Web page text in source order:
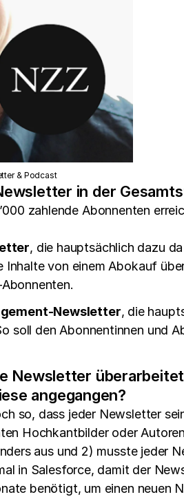
& Podcast
in der
zahlende Abonnenten
, die hauptsächlich dazu
Inhalte von einem Abokauf
Newsletter, die
soll den Abonnentinnen und
Newsletter
angegangen?
so, dass jeder Newsletter
Hochkantbilder oder
aus und 2) musste jeder
in Salesforce, damit der
benötigt, um einen neuen